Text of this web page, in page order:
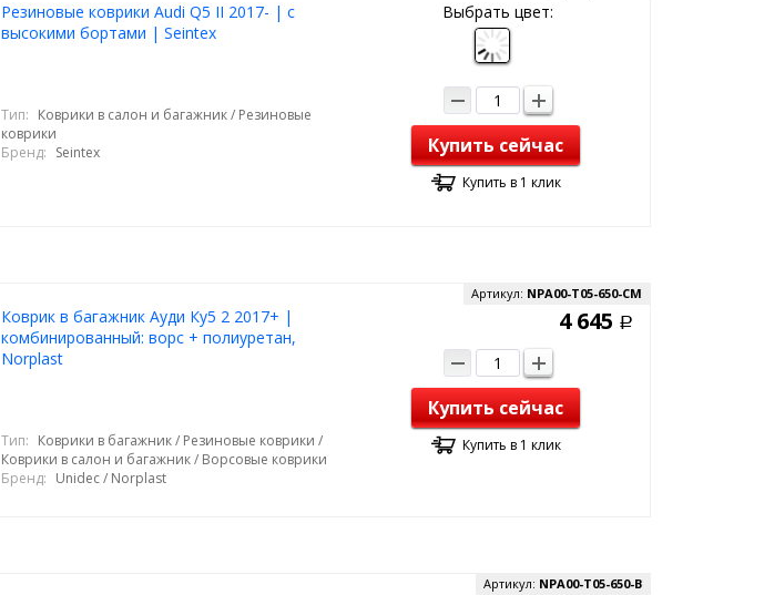
Резиновые коврики Audi Q5 II 2017- | с
высокими бортами | Seintex
Тип: Коврики в салон и багажник / Резиновые
коврики
Бренд: Seintex
Выбрать цвет:
Купить сейчас
Купить в 1 клик
Коврик в багажник Ауди Ку5 2 2017+ |
комбинированный: ворс + полиуретан,
Norplast
Артикул: NPA00-T05-650-CM
Тип: Коврики в багажник / Резиновые коврики /
Коврики в салон и багажник / Ворсовые коврики
Бренд: Unidec / Norplast
4 645 Р
Купить сейчас
Купить в 1 клик
Артикул: NPA00-T05-650-B